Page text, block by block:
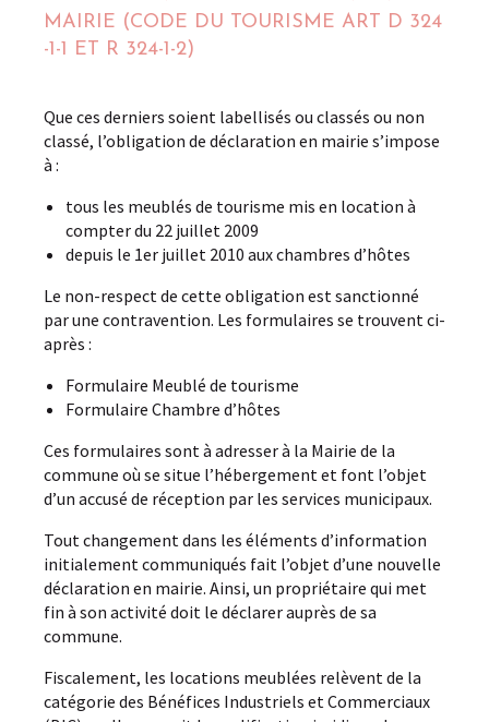
MAIRIE (CODE DU TOURISME ART D 324
-1-1 ET R 324-1-2)
Que ces derniers soient labellisés ou classés ou non
classé, l’obligation de déclaration en mairie s’impose
à :
tous les meublés de tourisme mis en location à
compter du 22 juillet 2009
depuis le 1er juillet 2010 aux chambres d’hôtes
Le non-respect de cette obligation est sanctionné
par une contravention. Les formulaires se trouvent ci-
après :
Formulaire Meublé de tourisme
Formulaire Chambre d’hôtes
Ces formulaires sont à adresser à la Mairie de la
commune où se situe l’hébergement et font l’objet
d’un accusé de réception par les services municipaux.
Tout changement dans les éléments d’information
initialement communiqués fait l’objet d’une nouvelle
déclaration en mairie. Ainsi, un propriétaire qui met
fin à son activité doit le déclarer auprès de sa
commune.
Fiscalement, les locations meublées relèvent de la
catégorie des Bénéfices Industriels et Commerciaux